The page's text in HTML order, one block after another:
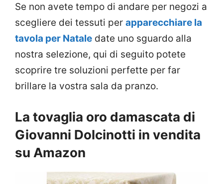
Se non avete tempo di andare per negozi a
scegliere dei tessuti per apparecchiare la
tavola per Natale date uno sguardo alla
nostra selezione, qui di seguito potete
scoprire tre soluzioni perfette per far
brillare la vostra sala da pranzo.
La tovaglia oro damascata di
Giovanni Dolcinotti in vendita
su Amazon